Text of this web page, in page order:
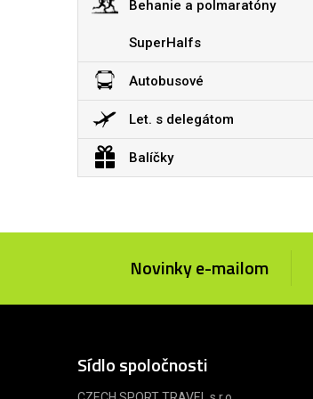
Behanie a polmaratóny
SuperHalfs
Autobusové
Let. s delegátom
Balíčky
Novinky e-mailom
Sídlo spoločnosti